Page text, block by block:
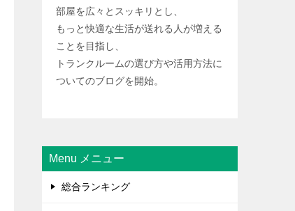
部屋を広々とスッキリとし、
もっと快適な生活が送れる人が増える
ことを目指し、
トランクルームの選び方や活用方法に
ついてのブログを開始。
Menu メニュー
総合ランキング